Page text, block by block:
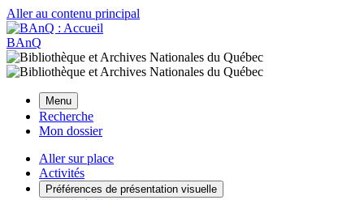
Aller au contenu principal
BAnQ
Menu
Recherche
Mon dossier
Aller sur place
Activités
Préférences de présentation visuelle